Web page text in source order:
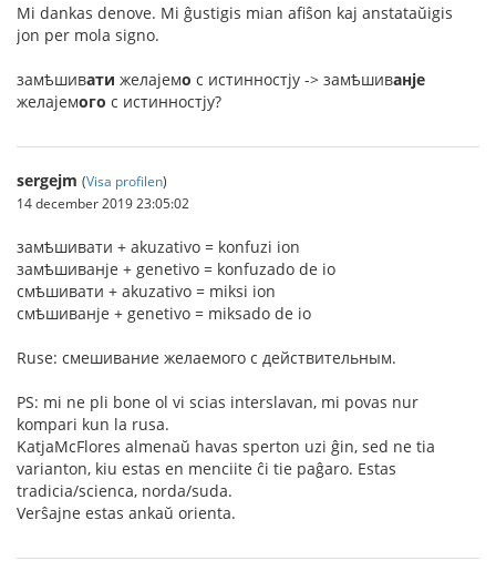
Mi dankas denove. Mi ĝustigis mian afiŝon kaj anstataŭigis
jon per mola signo.
замѣшивати желаjемо с истинностjу -> замѣшиванje
желаjемого с истинностjу?
sergejm (Visa profilen)
14 december 2019 23:05:02
замѣшивати + akuzativo = konfuzi ion
замѣшиванje + genetivo = konfuzado de io
смѣшивати + akuzativo = miksi ion
смѣшиванje + genetivo = miksado de io
Ruse: смешивание желаемого с действительным.
PS: mi ne pli bone ol vi scias interslavan, mi povas nur
kompari kun la rusa.
KatjaMcFlores almenaŭ havas sperton uzi ĝin, sed ne tia
varianton, kiu estas en menciite ĉi tie paĝaro. Estas
tradicia/scienca, norda/suda.
Verŝajne estas ankaŭ orienta.